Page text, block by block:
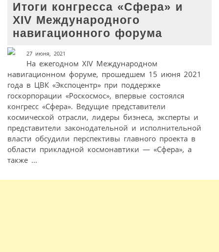
Итоги конгресса «Сфера» и
XIV Международного
навигационного форума
27 июня, 2021
На ежегодном XIV Международном
навигационном форуме, прошедшем 15 июня 2021
года в ЦВК «Экспоцентр» при поддержке
госкорпорации «Роскосмос», впервые состоялся
конгресс «Сфера». Ведущие представители
космической отрасли, лидеры бизнеса, эксперты и
представители законодательной и исполнительной
власти обсудили перспективы главного проекта в
области прикладной космонавтики — «Сфера», а
также ...